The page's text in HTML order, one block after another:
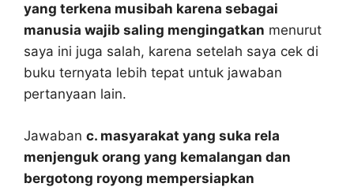
yang terkena musibah karena sebagai
manusia wajib saling mengingatkan menurut
saya ini juga salah, karena setelah saya cek di
buku ternyata lebih tepat untuk jawaban
pertanyaan lain.
Jawaban c. masyarakat yang suka rela
menjenguk orang yang kemalangan dan
bergotong royong mempersiapkan